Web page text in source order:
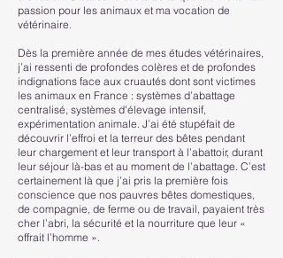
passion pour les animaux et ma vocation de
vétérinaire.
Dès la première année de mes études vétérinaires,
j’ai ressenti de profondes colères et de profondes
indignations face aux cruautés dont sont victimes
les animaux en France : systèmes d’abattage
centralisé, systèmes d'élevage intensif,
expérimentation animale. J’ai été stupéfait de
découvrir l’effroi et la terreur des bêtes pendant
leur chargement et leur transport à l’abattoir, durant
leur séjour là-bas et au moment de l’abattage. C’est
certainement là que j’ai pris la première fois
conscience que nos pauvres bêtes domestiques,
de compagnie, de ferme ou de travail, payaient très
cher l’abri, la sécurité et la nourriture que leur «
offrait l’homme ».